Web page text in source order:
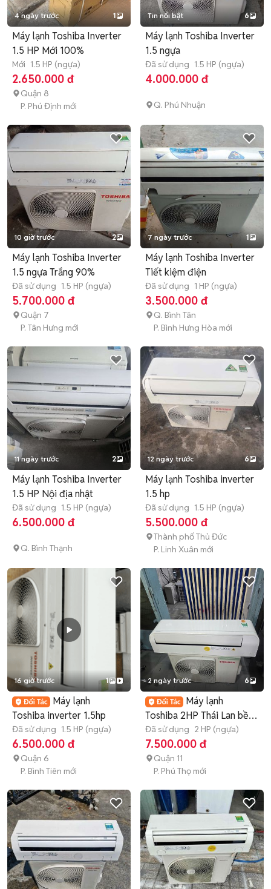
4 ngày trước 1
Máy lạnh Toshiba Inverter
1.5 HP Mới 100%
Mới 1.5 HP (ngựa)
2.650.000 đ
Quận 8
P. Phú Định mới
Tin nổi bật 6
Máy lạnh Toshiba Inverter
1.5 ngựa
Đã sử dụng 1.5 HP (ngựa)
4.000.000 đ
Q. Phú Nhuận
10 giờ trước 2
Máy lạnh Toshiba Inverter
1.5 ngựa Trắng 90%
Đã sử dụng 1.5 HP (ngựa)
5.700.000 đ
Quận 7
P. Tân Hưng mới
7 ngày trước 1
Máy lạnh Toshiba Inverter
Tiết kiệm điện
Đã sử dụng 1 HP (ngựa)
3.500.000 đ
Q. Bình Tân
P. Bình Hưng Hòa mới
11 ngày trước 2
Máy lạnh Toshiba Inverter
1.5 HP Nội địa nhật
Đã sử dụng 1.5 HP (ngựa)
6.500.000 đ
Q. Bình Thạnh
12 ngày trước 6
Máy lạnh Toshiba inverter
1.5 hp
Đã sử dụng 1.5 HP (ngựa)
5.500.000 đ
Thành phố Thủ Đức
P. Linh Xuân mới
16 giờ trước 1
Máy lạnh
Toshiba inverter 1.5hp
Đã sử dụng 1.5 HP (ngựa)
6.500.000 đ
Quận 6
P. Bình Tiên mới
2 ngày trước 6
Máy lạnh
Toshiba 2HP Thái Lan bền
bỉ, Bao công lắp
Đã sử dụng 2 HP (ngựa)
7.500.000 đ
Quận 11
P. Phú Thọ mới